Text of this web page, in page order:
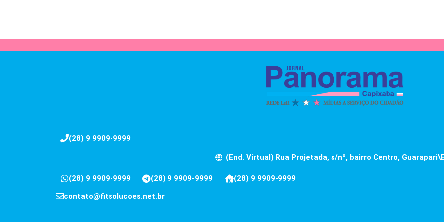
(28) 9 9909-9999
(End. Virtual) Rua Projetada, s/nº, bairro Centro,
(28) 9 9909-9999 (28) 9 9909-9999
(28) 9 9909-9999
contato@fitsolucoes.net.br